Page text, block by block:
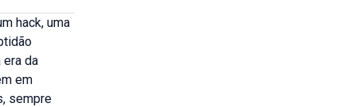
hack, uma
da
em
sempre